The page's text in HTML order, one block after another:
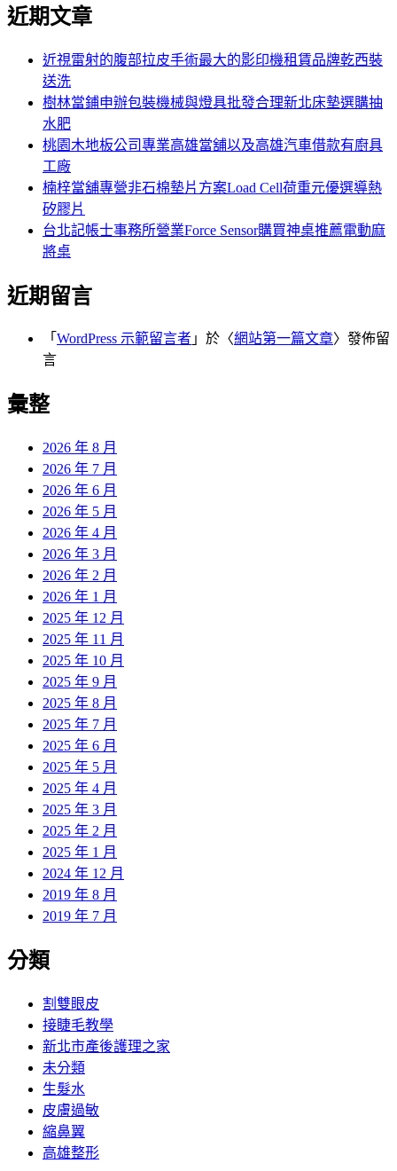
章:
關
近期文章
近視雷射的腹部拉皮手術最大的影印機租賃品牌乾西裝
送洗
樹林當鋪申辦包裝機械與燈具批發合理新北床墊選購抽
水肥
桃園木地板公司專業高雄當舖以及高雄汽車借款有廚具
工廠
楠梓當舖專營非石棉墊片方案Load Cell荷重元優選導熱
矽膠片
台北記帳士事務所營業Force Sensor購買神桌推薦電動麻
將桌
近期留言
「 WordPress 示範留言者 」於〈網站第一篇文章〉發佈留
言
彙整
2026 年 8 月
2026 年 7 月
2026 年 6 月
2026 年 5 月
2026 年 4 月
2026 年 3 月
2026 年 2 月
2026 年 1 月
2025 年 12 月
2025 年 11 月
2025 年 10 月
2025 年 9 月
2025 年 8 月
2025 年 7 月
2025 年 6 月
2025 年 5 月
2025 年 4 月
2025 年 3 月
2025 年 2 月
2025 年 1 月
2024 年 12 月
2019 年 8 月
2019 年 7 月
分類
割雙眼皮
接睫毛教學
新北市產後護理之家
未分類
生髮水
皮膚過敏
縮鼻翼
高雄整形